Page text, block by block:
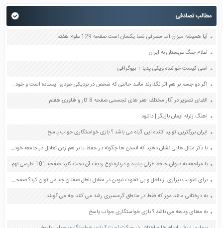
مطالب تصادفی
آیا همیشه میزان آب مصرفی شما یکسان است صفحه 129 علوم هفتم
اعلام جنگ عربستان به ایران
اسی کیست خواننده ویکی پدیا + بیوگرافی
اگر دو جسم بر هم اثر نگذارند مانند حالتی که شخص در نزدیکی خودرو ایستاده است و خودرو را هل نمی دهد آیا دو جسم به هم نیرو وارد می کنند صفحه 50 علوم ششم
الفبای تصویر در آثار مختلف هنر های تجسمی صفحه 8 کار و فناوری هفتم
اهنگ زلزله ایمان بازیگر | دانلود
ایران بزرگترین تولید کننده این گیاه می باشد ؟ بازی خواستگاری جواب پاسخ
با ذکر مثال هایی نشان دهید که انسان ها چگونه در حفظ یا بر هم زدن تعادل در جامعه خود نقش دارند صفحه 63 تفکر و سبک زندگی هفتم
با مراجعه به دیوان حافظ غزلی بیابید و درباره نوع ردیف آن بحث کنید صفحه 101 فارسی نهم
برای تقویت بیزاری از باطل و بی تفاوت نبودن در مقابل باطل صفتان چه می توان کرد؟ صفحه 118 دین و زندگی دهم
به درختانی مانند موز که فقط در مناطق گرمسیری رشد می کنند چه می گویند
به معنای ودیعه می باشد ؟ بازی خواستگاری جواب پاسخ